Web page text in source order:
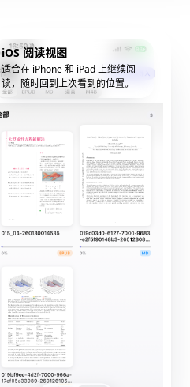
iOS 阅读视图
适合在 iPhone 和 iPad 上继续阅
读，随时回到上次看到的位置。